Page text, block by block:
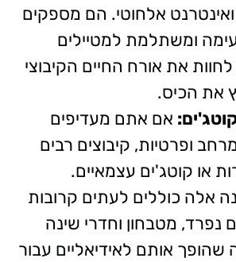
ואינטרנט אלחוטי. הם מספקים
ומשתלמת למטיילים
את אורח החיים הקיבוצי
את הכיס.
ים: אם אתם מעדיפים
ופרטיות, קיבוצים רבים
או קוטג'ים עצמאיים.
אלה כוללים לעתים קרובות
נפרד, מטבחון וחדרי שינה
שהופך אותם לאידיאליים עבור